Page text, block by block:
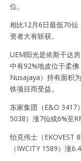
位。
相比12月6日最低70仙
资者大有斩获。
UEM阳光是依斯干达
中有92%地皮位于柔
Nusajaya）持有面积
铁项目而受益。
东家集团（E&O 3417
5038）涨7仙或6%至
怡克伟士（EKOVEST
（IWCITY 1589）涨